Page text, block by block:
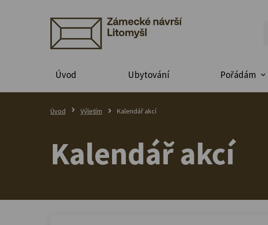
Úvod Ubytování Pořádám
Úvod Výletím Kalendář akcí
Kalendář akcí